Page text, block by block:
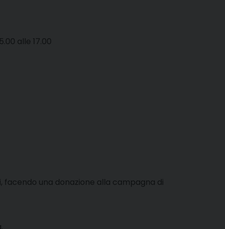
alle 17.00
facendo una donazione alla campagna di